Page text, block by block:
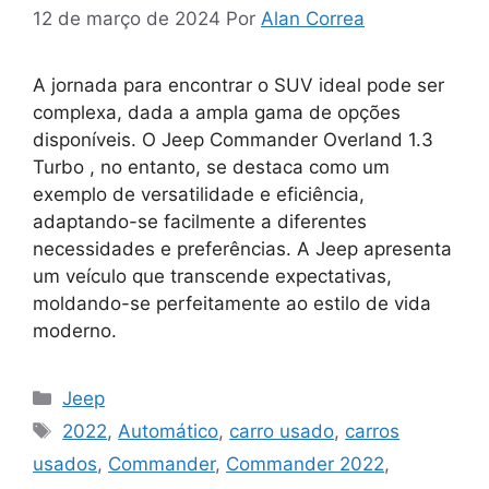
12 de março de 2024 Por Alan Correa
A jornada para encontrar o SUV ideal pode ser
complexa, dada a ampla gama de opções
disponíveis. O Jeep Commander Overland 1.3
Turbo , no entanto, se destaca como um
exemplo de versatilidade e eficiência,
adaptando-se facilmente a diferentes
necessidades e preferências. A Jeep apresenta
um veículo que transcende expectativas,
moldando-se perfeitamente ao estilo de vida
moderno.
Categorias
Jeep
Tags
2022, Automático, carro usado, carros
usados, Commander, Commander 2022,